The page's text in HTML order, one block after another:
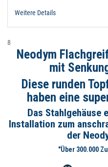
Weitere Details
8
Neodym
mit
Diese runden
haben eine
Das Stahlgehäuse
Installation zum
der
"Über 300.000